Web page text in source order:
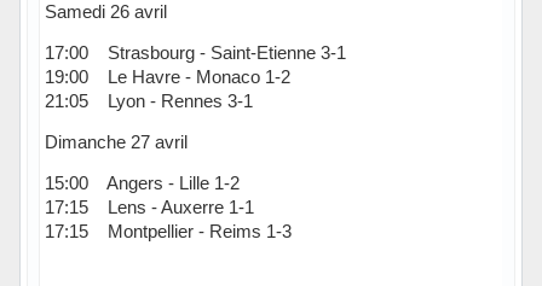
Samedi 26 avril
17:00 Strasbourg - Saint-Etienne 3-1
19:00 Le Havre - Monaco 1-2
21:05 Lyon - Rennes 3-1
Dimanche 27 avril
15:00 Angers - Lille 1-2
17:15 Lens - Auxerre 1-1
17:15 Montpellier - Reims 1-3